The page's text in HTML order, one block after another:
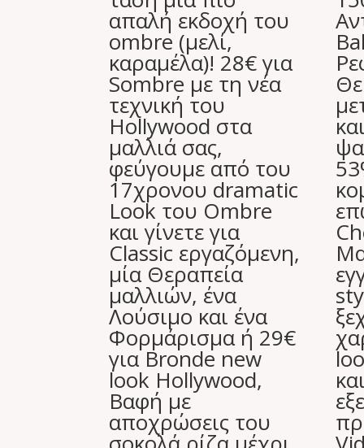
απαλή εκδοχή του
ombre (μελί,
καραμέλα)! 28€ για
Sombre με τη νέα
τεχνική του
Hollywood στα
μαλλιά σας,
φεύγουμε από του
17χρονου dramatic
Look του Ombre
και γίνετε για
Classic εργαζόμενη,
μία Θεραπεία
μαλλιών, ένα
Λούσιμο και ένα
Φορμάρισμα ή 29€
για Bronde new
look Hollywood,
Βαφή με
αποχρώσεις του